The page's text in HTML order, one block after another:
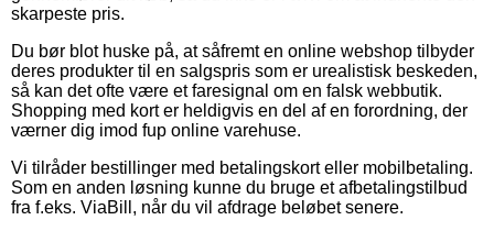
skarpeste pris.
Du bør blot huske på, at såfremt en online webshop tilbyder
deres produkter til en salgspris som er urealistisk beskeden,
så kan det ofte være et faresignal om en falsk webbutik.
Shopping med kort er heldigvis en del af en forordning, der
værner dig imod fup online varehuse.
Vi tilråder bestillinger med betalingskort eller mobilbetaling.
Som en anden løsning kunne du bruge et afbetalingstilbud
fra f.eks. ViaBill, når du vil afdrage beløbet senere.